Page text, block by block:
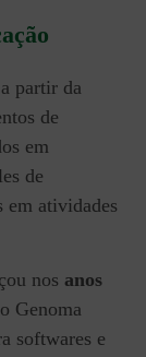
partir da
de
em
de
em atividades
nos anos
Genoma
softwares e